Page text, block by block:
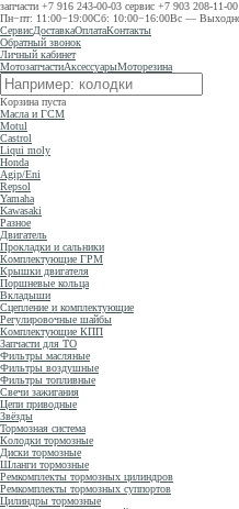
запчасти +7 916 243-00-03 сервис +7 903 208-11-00
Пн−пт: 11:00−19:00Сб: 10:00−16:00Вс —
СервисДоставкаОплатаКонтакты
Обратный звонок
Личный кабинет
МотозапчастиАксессуарыМоторезина
Корзина пуста
Масла и ГСМ
Motul
Castrol
Liqui moly
Honda
Agip/Eni
Repsol
Yamaha
Kawasaki
Разное
Двигатель
Прокладки и сальники
Комплектующие ГРМ
Крышки двигателя
Поршневые кольца
Вкладыши
Сцепление и комплектующие
Регулировочные шайбы
Комплектующие КПП
Запчасти для ТО
Фильтры масляные
Фильтры воздушные
Фильтры топливные
Свечи зажигания
Цепи приводные
Звёзды
Тормозная система
Колодки тормозные
Диски тормозные
Шланги тормозные
Ремкомплекты тормозных цилиндров
Ремкомплекты тормозных суппортов
Цилиндры тормозные